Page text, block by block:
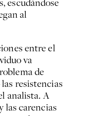
escudándose
al
entre el
va
de
resistencias
analista. A
las carencias